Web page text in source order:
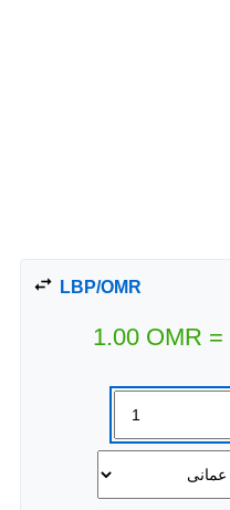
LBP/OMR
1.00 OMR =